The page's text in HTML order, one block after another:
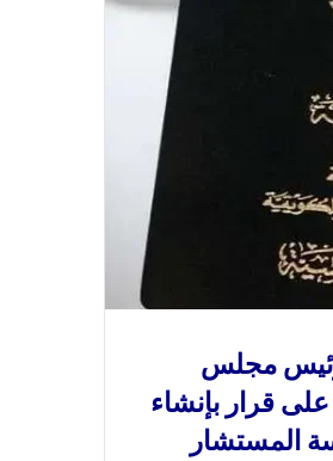
رئيس مجلس
قرار بإنشاء
المستشار